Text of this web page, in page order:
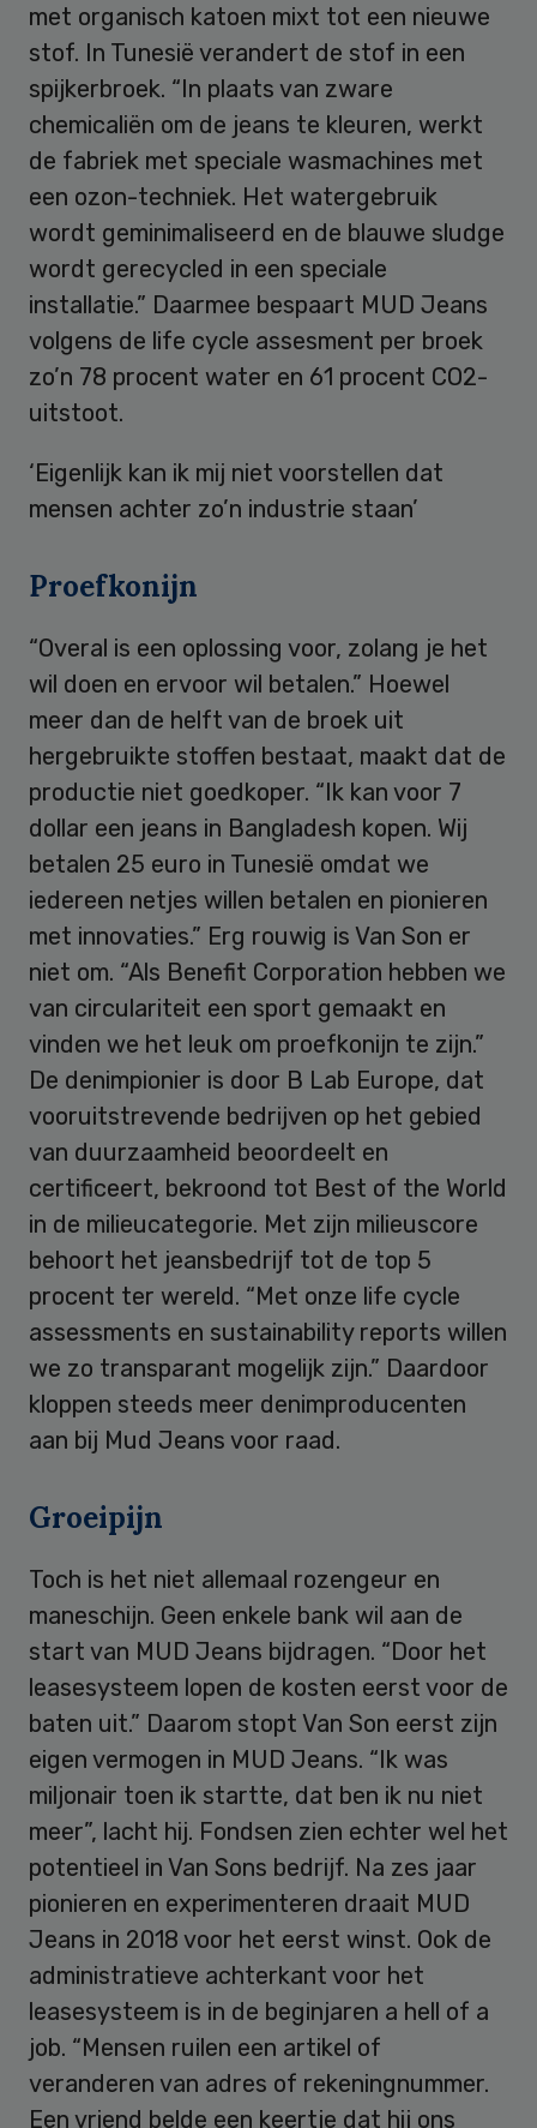
met organisch katoen mixt tot een nieuwe
stof. In Tunesië verandert de stof in een
spijkerbroek. “In plaats van zware
chemicaliën om de jeans te kleuren, werkt
de fabriek met speciale wasmachines met
een ozon-techniek. Het watergebruik
wordt geminimaliseerd en de blauwe sludge
wordt gerecycled in een speciale
installatie.” Daarmee bespaart MUD Jeans
volgens de life cycle assesment per broek
zo’n 78 procent water en 61 procent CO2-
uitstoot.
‘Eigenlijk kan ik mij niet voorstellen dat
mensen achter zo’n industrie staan’
Proefkonijn
“Overal is een oplossing voor, zolang je het
wil doen en ervoor wil betalen.” Hoewel
meer dan de helft van de broek uit
hergebruikte stoffen bestaat, maakt dat de
productie niet goedkoper. “Ik kan voor 7
dollar een jeans in Bangladesh kopen. Wij
betalen 25 euro in Tunesië omdat we
iedereen netjes willen betalen en pionieren
met innovaties.” Erg rouwig is Van Son er
niet om. “Als Benefit Corporation hebben we
van circulariteit een sport gemaakt en
vinden we het leuk om proefkonijn te zijn.”
De denimpionier is door B Lab Europe, dat
vooruitstrevende bedrijven op het gebied
van duurzaamheid beoordeelt en
certificeert, bekroond tot Best of the World
in de milieucategorie. Met zijn milieuscore
behoort het jeansbedrijf tot de top 5
procent ter wereld. “Met onze life cycle
assessments en sustainability reports willen
we zo transparant mogelijk zijn.” Daardoor
kloppen steeds meer denimproducenten
aan bij Mud Jeans voor raad.
Groeipijn
Toch is het niet allemaal rozengeur en
maneschijn. Geen enkele bank wil aan de
start van MUD Jeans bijdragen. “Door het
leasesysteem lopen de kosten eerst voor de
baten uit.” Daarom stopt Van Son eerst zijn
eigen vermogen in MUD Jeans. “Ik was
miljonair toen ik startte, dat ben ik nu niet
meer”, lacht hij. Fondsen zien echter wel het
potentieel in Van Sons bedrijf. Na zes jaar
pionieren en experimenteren draait MUD
Jeans in 2018 voor het eerst winst. Ook de
administratieve achterkant voor het
leasesysteem is in de beginjaren a hell of a
job. “Mensen ruilen een artikel of
veranderen van adres of rekeningnummer.
Een vriend belde een keertje dat hij ons